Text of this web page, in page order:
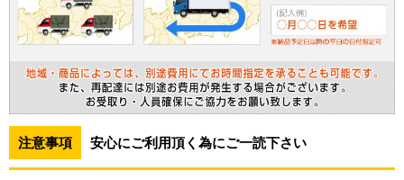
注意事項 安心にご利用頂く為にご一読下さい